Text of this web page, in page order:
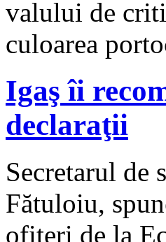
valului de
culoarea
Igaş îi
declaraţii
Secretarul de
Fătuloiu,
ofiţeri de la